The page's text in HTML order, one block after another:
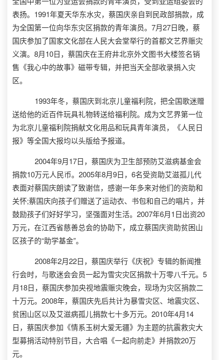
表扬。1991年夏天华东水灾，蔡国庆亲自到民政部捐款，成
为全国第一位向华东灾区捐款的青年演员。7月27日晚，蔡
国庆参加了国家文化部在人民大会堂举行的首都文艺界赈灾
义演。8月10日，蔡国庆在王府井北京外文图书大楼签名销
售《我心中的故事》磁带专辑，并把当天全部收录捐入灾
区。
1993年冬，蔡国庆到北京儿童福利院，把全国歌迷赠
送给他的近百件玩具礼物转送给福利院。成为文艺界第一位
为北京儿童福利院捐献文化用品和玩具青年演员，《人民日
报》等全国大报均以头版给予报道。
2004年9月17日，蔡国庆为卫生部预防艾滋病基金会
捐款10万元人民币。2005年8月9日，6名受资助艾滋孤儿代
表面对蔡国庆朗读了致谢信，感谢一年多来对他们的资助和
关怀;蔡国庆向孩子们赠送了运动衣、书包和自己的唱片，并
鼓励孩子们好好学习，坚强面对生活。2007年6月1日出资20
万元，在江西省慈善总会的协助下，成立蔡国庆资助贫困山
区孩子的“助学基金”。
2008年2月22日，蔡国庆举行《庆祝》专辑的新闻推
行会时，与歌迷会会员一起为雪灾灾区捐款十万零八千元。5
月18日，蔡国庆参加央视地震赈灾晚会，现场为灾区捐款二
十万元。2008年，蔡国庆先后共计为暴雪灾区、地震灾区、
贫困山区以及艾滋病孤儿捐款七十多万元。2010年4月14
日，蔡国庆参加《情系玉树大爱无疆》为主题的抗震救灾大
型募捐活动特别节目，大合唱《一起向前走》并捐款20万
元。